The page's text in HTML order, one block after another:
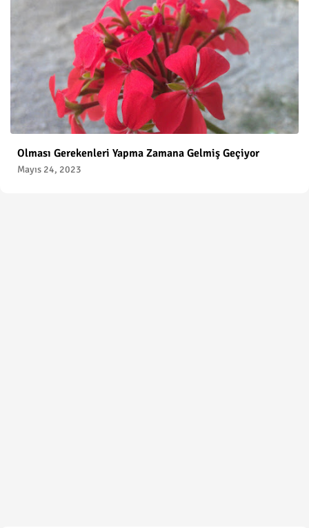
Olması Gerekenleri Yapma Zamana Gelmiş Geçiyor
Mayıs 24, 2023